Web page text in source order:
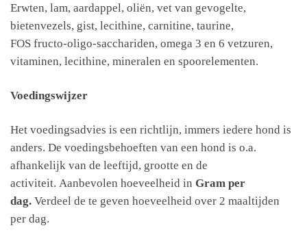
Erwten, lam, aardappel, oliën, vet van gevogelte,
bietenvezels, gist, lecithine, carnitine, taurine,
FOS fructo-oligo-sacchariden, omega 3 en 6 vetzuren,
vitaminen, lecithine, mineralen en spoorelementen.
Voedingswijzer
Het voedingsadvies is een richtlijn, immers iedere hond is
anders. De voedingsbehoeften van een hond is o.a.
afhankelijk van de leeftijd, grootte en de
activiteit. Aanbevolen hoeveelheid in Gram per
dag. Verdeel de te geven hoeveelheid over 2 maaltijden
per dag.